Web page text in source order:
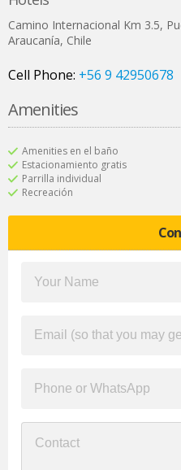
Camino Internacional Km 3.5,
Araucanía, Chile
Cell Phone: +56 9 42950678
Amenities
Amenities en el baño
Estacionamiento gratis
Parrilla individual
Recreación